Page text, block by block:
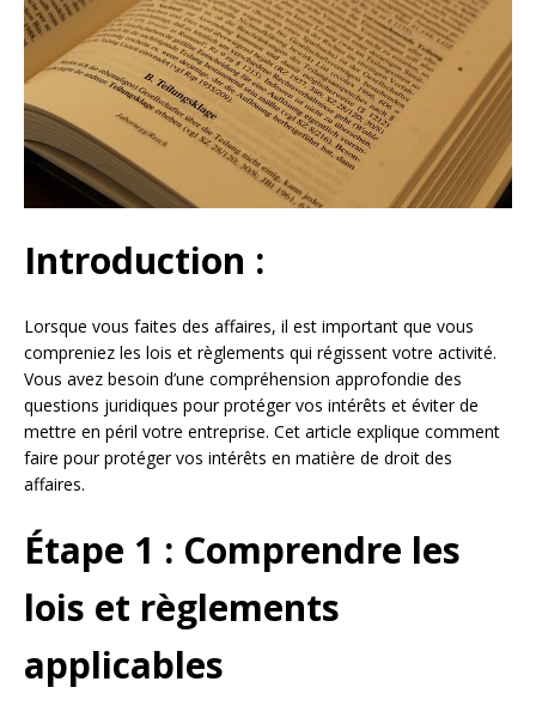
Introduction :
Lorsque vous faites des affaires, il est important que vous
compreniez les lois et règlements qui régissent votre activité.
Vous avez besoin d’une compréhension approfondie des
questions juridiques pour protéger vos intérêts et éviter de
mettre en péril votre entreprise. Cet article explique comment
faire pour protéger vos intérêts en matière de droit des
affaires.
Étape 1 : Comprendre les
lois et règlements
applicables